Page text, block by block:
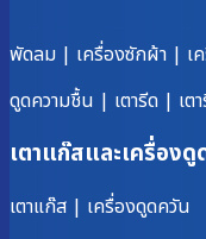
พัดลม | เครื่องซักผ้า | เ
ดูดความชื้น | เตารีด | เต
เตาแก๊สและเครื่องดู
เตาแก๊ส | เครื่องดูดควัน